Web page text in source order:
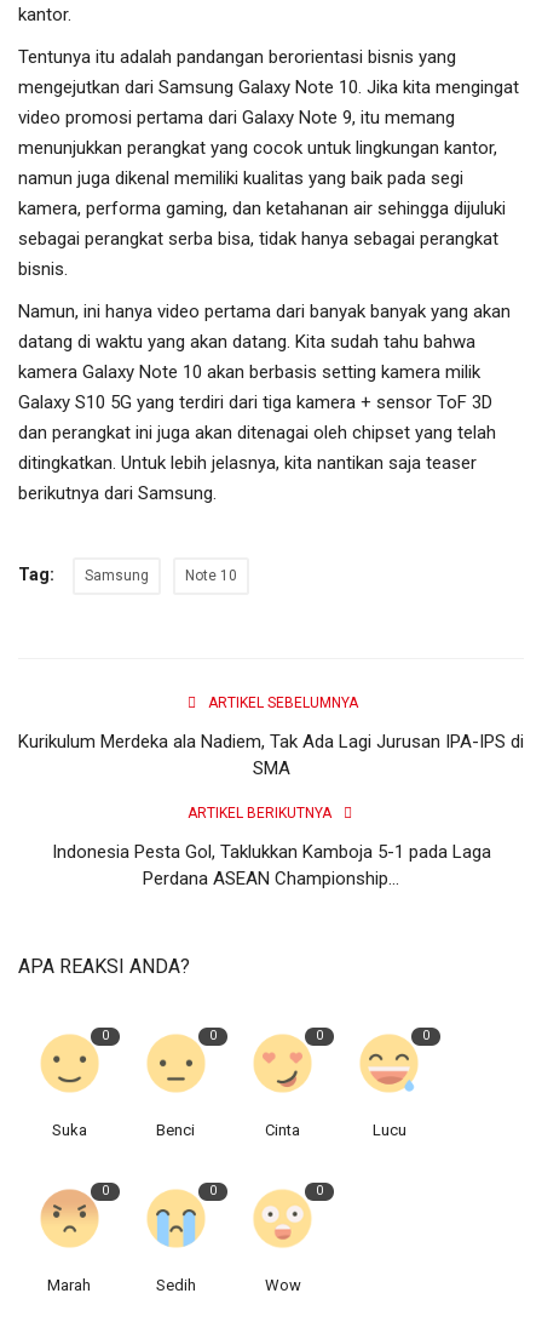
kantor.
Tentunya itu adalah pandangan berorientasi bisnis yang
mengejutkan dari Samsung Galaxy Note 10. Jika kita mengingat
video promosi pertama dari Galaxy Note 9, itu memang
menunjukkan perangkat yang cocok untuk lingkungan kantor,
namun juga dikenal memiliki kualitas yang baik pada segi
kamera, performa gaming, dan ketahanan air sehingga dijuluki
sebagai perangkat serba bisa, tidak hanya sebagai perangkat
bisnis.
Namun, ini hanya video pertama dari banyak banyak yang akan
datang di waktu yang akan datang. Kita sudah tahu bahwa
kamera Galaxy Note 10 akan berbasis setting kamera milik
Galaxy S10 5G yang terdiri dari tiga kamera + sensor ToF 3D
dan perangkat ini juga akan ditenagai oleh chipset yang telah
ditingkatkan. Untuk lebih jelasnya, kita nantikan saja teaser
berikutnya dari Samsung.
Tag: Samsung Note 10
ARTIKEL SEBELUMNYA
Kurikulum Merdeka ala Nadiem, Tak Ada Lagi Jurusan IPA-IPS di
SMA
ARTIKEL BERIKUTNYA
Indonesia Pesta Gol, Taklukkan Kamboja 5-1 pada Laga
Perdana ASEAN Championship...
APA REAKSI ANDA?
0
Suka
0
Benci
0
Cinta
0
Lucu
0
Marah
0
Sedih
0
Wow